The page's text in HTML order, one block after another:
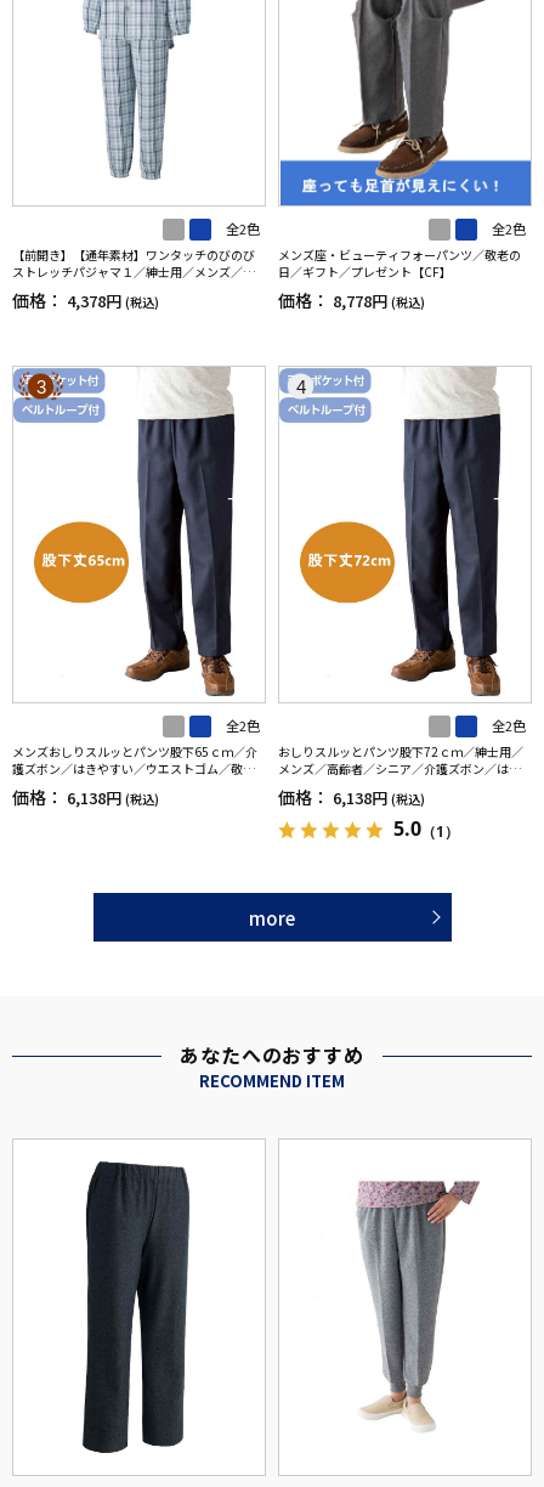
全2色
【前開き】【通年素材】ワンタッチのびのび
ストレッチパジャマ１／紳士用／メンズ／高
齢者／シニア／名前記入欄付／後ろ長め／ギ
フト／プレゼント【CF】
価格： 4,378円 (税込)
全2色
メンズ座・ビューティフォーパンツ／敬老の
日／ギフト／プレゼント【CF】
価格： 8,778円 (税込)
3
全2色
メンズおしりスルッとパンツ股下65ｃｍ／介
護ズボン／はきやすい／ウエストゴム／敬老
の日／ギフト／プレゼント【CF】
価格： 6,138円 (税込)
4
全2色
おしりスルッとパンツ股下72ｃｍ／紳士用／
メンズ／高齢者／シニア／介護ズボン／はき
やすい／ウエストゴム／敬老の日／ギフト／
プレゼント【CF】
価格： 6,138円 (税込)
5.0 （1）
more
あなたへのおすすめ
RECOMMEND ITEM